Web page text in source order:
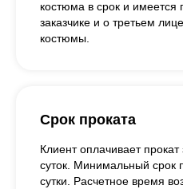
костюма в срок и
заказчике и о третьем
костюмы.
Срок проката
Клиент оплачивает
суток. Минимальный срок
сутки. Расчетное время